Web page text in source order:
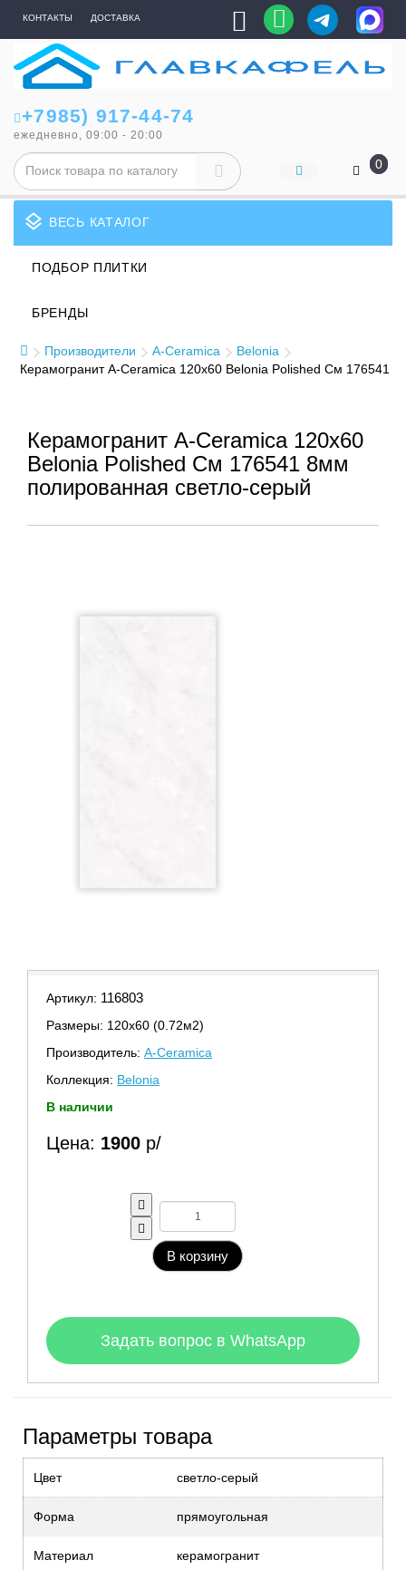
КОНТАКТЫ ДОСТАВКА
+7985) 917-44-74
ежедневно, 09:00 - 20:00
0
layers ВЕСЬ КАТАЛОГ
ПОДБОР ПЛИТКИ
БРЕНДЫ
Производители A-Ceramica
Belonia
Керамогранит A-Ceramica 120x60 Belonia Polished См 176541
Керамогранит A-Ceramica 120x60
Belonia Polished См 176541 8мм
полированная светло-серый
Артикул: 116803
Размеры: 120х60 (0.72м2)
Производитель: A-Ceramica
Коллекция: Belonia
В наличии
Цена: 1900 р/
В корзину
Задать вопрос в WhatsApp
Параметры товара
Цвет светло-серый
Форма прямоугольная
Материал керамогранит